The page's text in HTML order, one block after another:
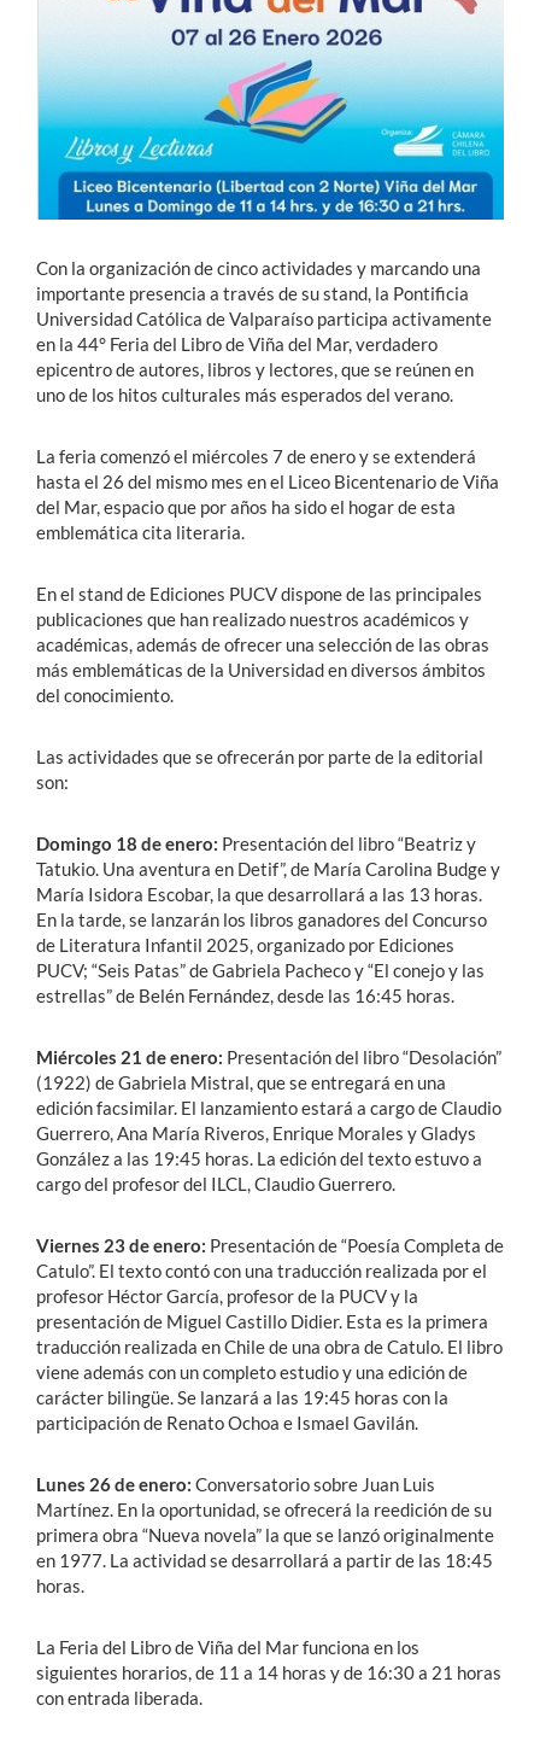
Con la organización de cinco actividades y marcando una
importante presencia a través de su stand, la Pontificia
Universidad Católica de Valparaíso participa activamente
en la 44° Feria del Libro de Viña del Mar, verdadero
epicentro de autores, libros y lectores, que se reúnen en
uno de los hitos culturales más esperados del verano.
La feria comenzó el miércoles 7 de enero y se extenderá
hasta el 26 del mismo mes en el Liceo Bicentenario de Viña
del Mar, espacio que por años ha sido el hogar de esta
emblemática cita literaria.
En el stand de Ediciones PUCV dispone de las principales
publicaciones que han realizado nuestros académicos y
académicas, además de ofrecer una selección de las obras
más emblemáticas de la Universidad en diversos ámbitos
del conocimiento.
Las actividades que se ofrecerán por parte de la editorial
son:
Domingo 18 de enero: Presentación del libro “Beatriz y
Tatukio. Una aventura en Detif”, de María Carolina Budge y
María Isidora Escobar, la que desarrollará a las 13 horas.
En la tarde, se lanzarán los libros ganadores del Concurso
de Literatura Infantil 2025, organizado por Ediciones
PUCV; “Seis Patas” de Gabriela Pacheco y “El conejo y las
estrellas” de Belén Fernández, desde las 16:45 horas.
Miércoles 21 de enero: Presentación del libro “Desolación”
(1922) de Gabriela Mistral, que se entregará en una
edición facsimilar. El lanzamiento estará a cargo de Claudio
Guerrero, Ana María Riveros, Enrique Morales y Gladys
González a las 19:45 horas. La edición del texto estuvo a
cargo del profesor del ILCL, Claudio Guerrero.
Viernes 23 de enero: Presentación de “Poesía Completa de
Catulo”. El texto contó con una traducción realizada por el
profesor Héctor García, profesor de la PUCV y la
presentación de Miguel Castillo Didier. Esta es la primera
traducción realizada en Chile de una obra de Catulo. El libro
viene además con un completo estudio y una edición de
carácter bilingüe. Se lanzará a las 19:45 horas con la
participación de Renato Ochoa e Ismael Gavilán.
Lunes 26 de enero: Conversatorio sobre Juan Luis
Martínez. En la oportunidad, se ofrecerá la reedición de su
primera obra “Nueva novela” la que se lanzó originalmente
en 1977. La actividad se desarrollará a partir de las 18:45
horas.
La Feria del Libro de Viña del Mar funciona en los
siguientes horarios, de 11 a 14 horas y de 16:30 a 21 horas
con entrada liberada.